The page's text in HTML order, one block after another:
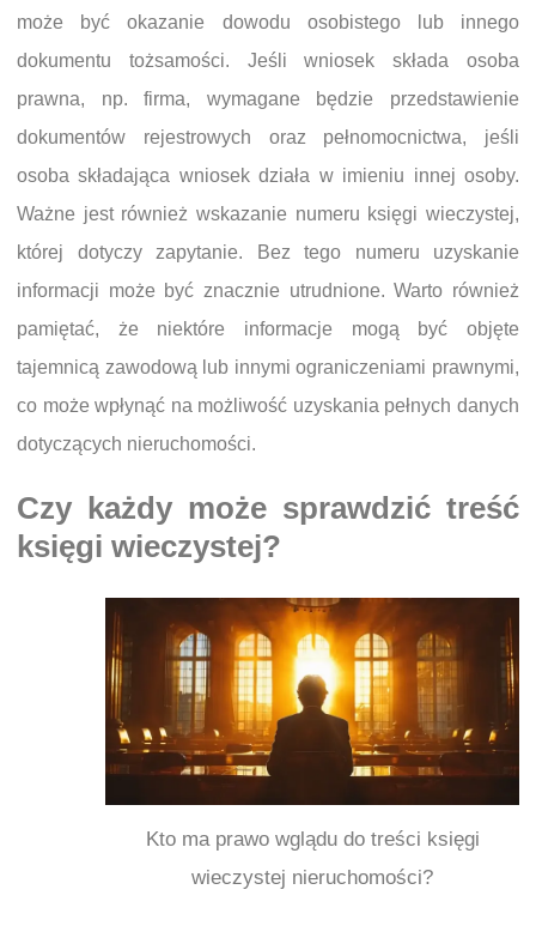
może być okazanie dowodu osobistego lub innego
dokumentu tożsamości. Jeśli wniosek składa osoba
prawna, np. firma, wymagane będzie przedstawienie
dokumentów rejestrowych oraz pełnomocnictwa, jeśli
osoba składająca wniosek działa w imieniu innej osoby.
Ważne jest również wskazanie numeru księgi wieczystej,
której dotyczy zapytanie. Bez tego numeru uzyskanie
informacji może być znacznie utrudnione. Warto również
pamiętać, że niektóre informacje mogą być objęte
tajemnicą zawodową lub innymi ograniczeniami prawnymi,
co może wpłynąć na możliwość uzyskania pełnych danych
dotyczących nieruchomości.
Czy każdy może sprawdzić treść
księgi wieczystej?
Kto ma prawo wglądu do treści księgi
wieczystej nieruchomości?